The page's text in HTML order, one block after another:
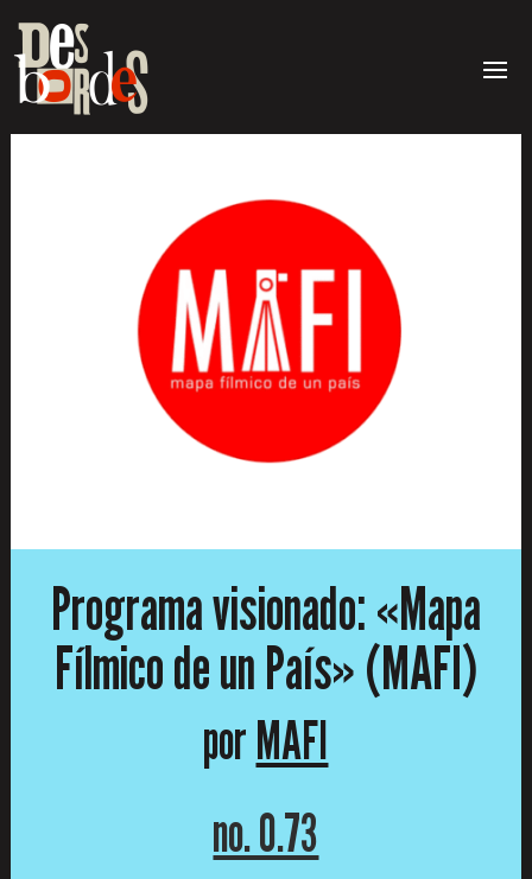
Programa visionado: «Mapa
Fílmico de un País» (MAFI)
porMAFI
no. 0.73